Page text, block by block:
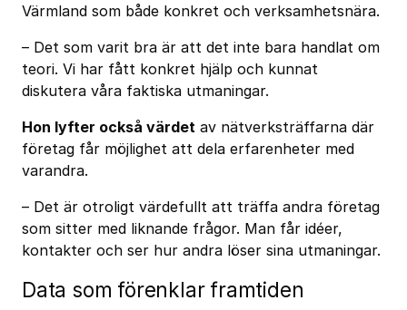
Värmland som både konkret och verksamhetsnära.
– Det som varit bra är att det inte bara handlat om
teori. Vi har fått konkret hjälp och kunnat
diskutera våra faktiska utmaningar.
Hon lyfter också värdet av nätverksträffarna där
företag får möjlighet att dela erfarenheter med
varandra.
– Det är otroligt värdefullt att träffa andra företag
som sitter med liknande frågor. Man får idéer,
kontakter och ser hur andra löser sina utmaningar.
Data som förenklar framtiden